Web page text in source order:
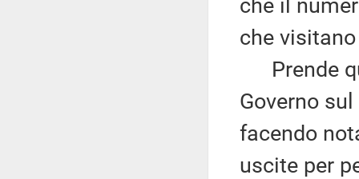
che il
che
Prende
Governo
facendo
uscite per